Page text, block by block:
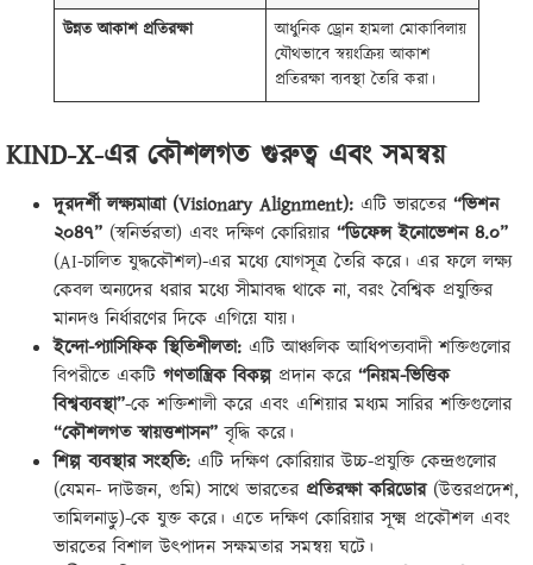
উন্নত আকাশ প্রতিরক্ষা
আধুনিক ড্রোন হামলা মোকাবিলায়
যৌথভাবে স্বয়ংক্রিয় আকাশ
প্রতিরক্ষা ব্যবস্থা তৈরি করা।
KIND-X-এর কৌশলগত গুরুত্ব এবং সমন্বয়
দূরদর্শী লক্ষ্যমাত্রা (Visionary Alignment): এটি ভারতের “ভিশন
২০৪৭” (স্বনির্ভরতা) এবং দক্ষিণ কোরিয়ার “ডিফেন্স ইনোভেশন ৪.০”
(AI-চালিত যুদ্ধকৌশল)-এর মধ্যে যোগসূত্র তৈরি করে। এর ফলে লক্ষ্য
কেবল অন্যদের ধরার মধ্যে সীমাবদ্ধ থাকে না, বরং বৈশ্বিক প্রযুক্তির
মানদণ্ড নির্ধারণের দিকে এগিয়ে যায়।
ইন্দো-প্যাসিফিক স্থিতিশীলতা: এটি আঞ্চলিক আধিপত্যবাদী শক্তিগুলোর
বিপরীতে একটি গণতান্ত্রিক বিকল্পপ্রদান করে “নিয়ম-ভিত্তিক
বিশ্বব্যবস্থা”-কে শক্তিশালী করে এবং এশিয়ার মধ্যম সারির শক্তিগুলোর
“কৌশলগত স্বায়ত্তশাসন” বৃদ্ধি করে।
শিল্প ব্যবস্থার সংহতি: এটি দক্ষিণ কোরিয়ার উচ্চ-প্রযুক্তি কেন্দ্রগুলোর
(যেমন- দাউজন, গুমি) সাথে ভারতের প্রতিরক্ষা করিডোর(উত্তরপ্রদেশ,
তামিলনাড়ু)-কে যুক্ত করে। এতে দক্ষিণ কোরিয়ার সূক্ষ্ম প্রকৌশল এবং
ভারতের বিশাল উৎপাদন সক্ষমতার সমন্বয় ঘটে।